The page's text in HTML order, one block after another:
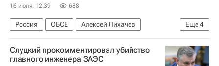
16 июля, 12:39 688
Еще4
Россия ОБСЕ
Алексей Лихачев
Александра Яковлева
Государственная корпорация по атомной энергии "Росатом"
Слуцкий прокомментировал убийство
главного инженера ЗАЭС